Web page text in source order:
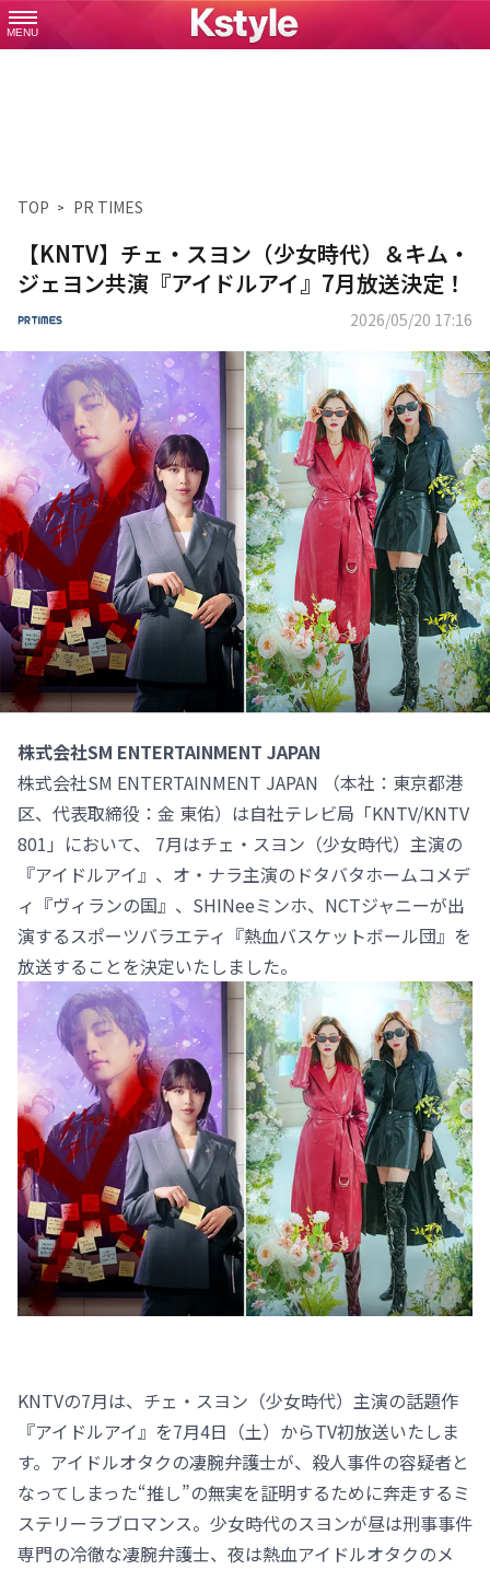
MENU
TOP PR TIMES
【KNTV】チェ・スヨン（少女時代）＆キム・
ジェヨン共演『アイドルアイ』7月放送決定！
2026/05/20 17:16
株式会社SM ENTERTAINMENT JAPAN
株式会社SM ENTERTAINMENT JAPAN （本社：東京都港
区、代表取締役：金 東佑）は自社テレビ局「KNTV/KNTV
801」において、 7月はチェ・スヨン（少女時代）主演の
『アイドルアイ』、オ・ナラ主演のドタバタホームコメデ
ィ『ヴィランの国』、SHINeeミンホ、NCTジャニーが出
演するスポーツバラエティ『熱血バスケットボール団』を
放送することを決定いたしました。
KNTVの7月は、チェ・スヨン（少女時代）主演の話題作
『アイドルアイ』を7月4日（土）からTV初放送いたしま
す。アイドルオタクの凄腕弁護士が、殺人事件の容疑者と
なってしまった“推し”の無実を証明するために奔走するミ
ステリーラブロマンス。少女時代のスヨンが昼は刑事事件
専門の冷徹な凄腕弁護士、夜は熱血アイドルオタクのメ